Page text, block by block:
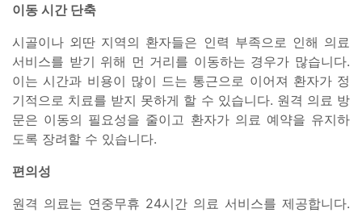
이동 시간 단축
시골이나 외딴 지역의 환자들은 인력 부족으로 인해 의료
서비스를 받기 위해 먼 거리를 이동하는 경우가 많습니다.
이는 시간과 비용이 많이 드는 통근으로 이어져 환자가 정
기적으로 치료를 받지 못하게 할 수 있습니다. 원격 의료 방
문은 이동의 필요성을 줄이고 환자가 의료 예약을 유지하
도록 장려할 수 있습니다.
편의성
원격 의료는 연중무휴 24시간 의료 서비스를 제공합니다.